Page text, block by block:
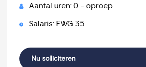
Aantal uren: 0 - oproep
Salaris: FWG 35
Nu solliciteren